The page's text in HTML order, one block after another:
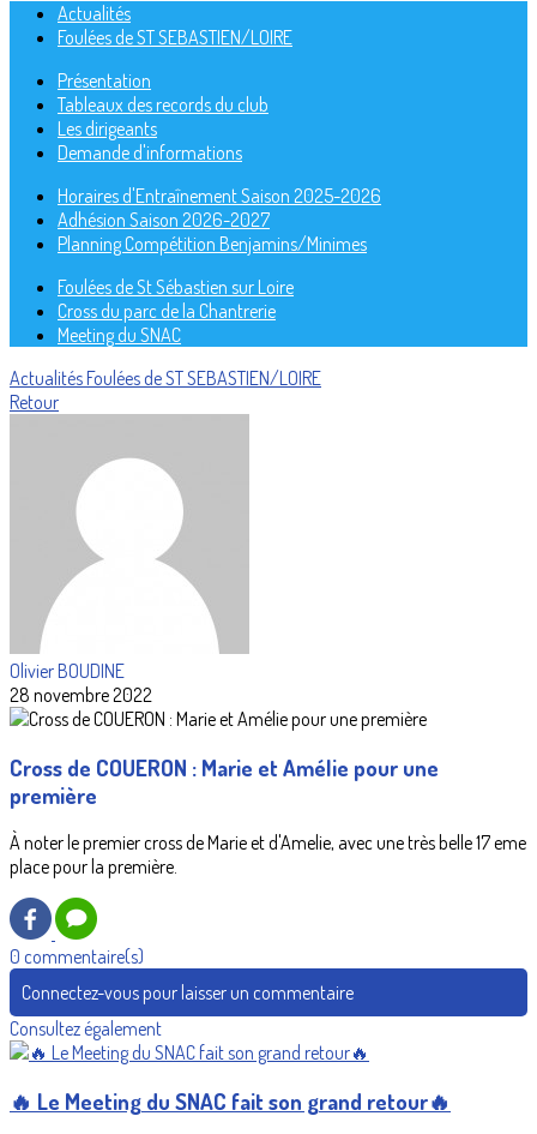
Actualités
Foulées de ST SEBASTIEN/LOIRE
Présentation
Tableaux des records du club
Les dirigeants
Demande d'informations
Horaires d'Entraînement Saison 2025-2026
Adhésion Saison 2026-2027
Planning Compétition Benjamins/Minimes
Foulées de St Sébastien sur Loire
Cross du parc de la Chantrerie
Meeting du SNAC
ActualitésFoulées de ST SEBASTIEN/LOIRE
Retour
Olivier BOUDINE
28 novembre 2022
Cross de COUERON : Marie et Amélie pour une
première
À noter le premier cross de Marie et d'Amelie, avec une très belle 17 eme
place pour la première.
0 commentaire(s)
Connectez-vous pour laisser un commentaire
Consultez également
🔥 Le Meeting du SNAC fait son grand retour🔥